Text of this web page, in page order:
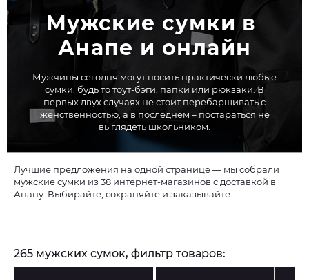
Мужские сумки в
Анапе и онлайн
Мужчины сегодня могут носить практически любые
сумки, будь то тоут-бэги, папки или рюкзаки. В
первых двух случаях не стоит перебарщивать с
женственностью, а в последнем – постараться не
выглядеть школьником.
Лучшие предложения на одной странице — мы собрали
мужские сумки из 38 интернет-магазинов с доставкой в
Анапу. Выбирайте, сохраняйте и заказывайте.
265 мужских сумок, фильтр товаров: